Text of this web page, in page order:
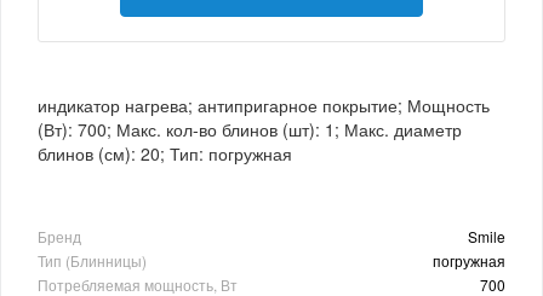
индикатор нагрева; антипригарное покрытие; Мощность
(Вт): 700; Макс. кол-во блинов (шт): 1; Макс. диаметр
блинов (см): 20; Тип: погружная
Бренд
Smile
Тип (Блинницы)
погружная
Потребляемая мощность, Вт
700